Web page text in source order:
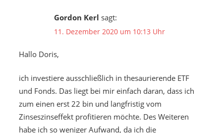
Gordon Kerl sagt:
11. Dezember 2020 um 10:13 Uhr
Hallo Doris,
ich investiere ausschließlich in thesaurierende ETF
und Fonds. Das liegt bei mir einfach daran, dass ich
zum einen erst 22 bin und langfristig vom
Zinseszinseffekt profitieren möchte. Des Weiteren
habe ich so weniger Aufwand, da ich die